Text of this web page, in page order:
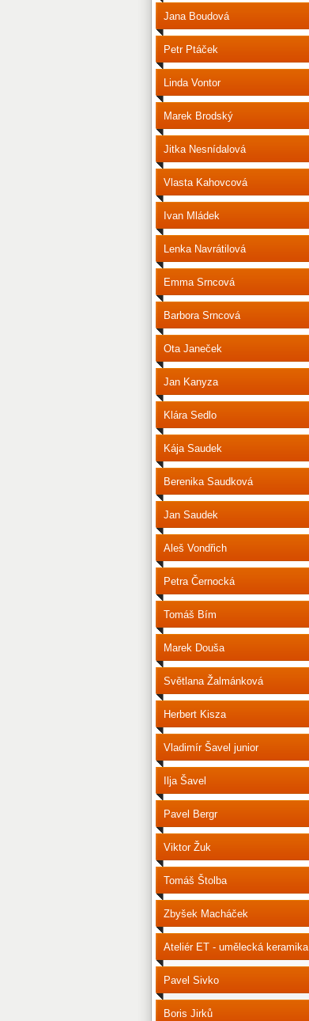
Jana Boudová
Petr Ptáček
Linda Vontor
Marek Brodský
Jitka Nesnídalová
Vlasta Kahovcová
Ivan Mládek
Lenka Navrátilová
Emma Srncová
Barbora Srncová
Ota Janeček
Jan Kanyza
Klára Sedlo
Kája Saudek
Berenika Saudková
Jan Saudek
Aleš Vondřich
Petra Černocká
Tomáš Bím
Marek Douša
Světlana Žalmánková
Herbert Kisza
Vladimír Šavel junior
Ilja Šavel
Pavel Bergr
Viktor Žuk
Tomáš Štolba
Zbyšek Macháček
Ateliér ET - umělecká keramika
Pavel Sivko
Boris Jirků